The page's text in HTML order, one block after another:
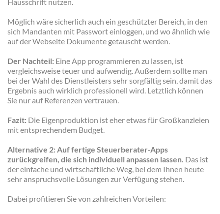
Möglich wäre sicherlich auch ein geschützter Bereich, in den
sich Mandanten mit Passwort einloggen, und wo ähnlich wie
auf der Webseite Dokumente getauscht werden.
Der Nachteil: Eine App programmieren zu lassen, ist
vergleichsweise teuer und aufwendig. Außerdem sollte man
bei der Wahl des Dienstleisters sehr sorgfältig sein, damit das
Ergebnis auch wirklich professionell wird. Letztlich können
Sie nur auf Referenzen vertrauen.
Fazit: Die Eigenproduktion ist eher etwas für Großkanzleien
mit entsprechendem Budget.
Alternative 2: Auf fertige Steuerberater-Apps
zurückgreifen, die sich individuell anpassen lassen. Das ist
der einfache und wirtschaftliche Weg, bei dem Ihnen heute
sehr anspruchsvolle Lösungen zur Verfügung stehen.
Dabei profitieren Sie von zahlreichen Vorteilen: